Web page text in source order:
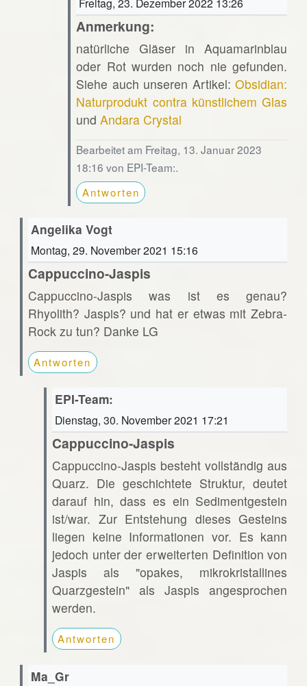
Anmerkung:
natürliche Gläser in Aquamarinblau
oder Rot wurden noch nie gefunden.
Siehe auch unseren Artikel:Obsidian:
Naturprodukt contra künstlichem Glas
undAndara Crystal
Bearbeitet am Freitag, 13. Januar 2023
18:16 von EPI-Team:.
Antworten
Angelika Vogt
Montag, 29. November 2021 15:16
Cappuccino-Jaspis
Cappuccino-Jaspis was ist es genau?
Rhyolith? Jaspis? und hat er etwas mit Zebra-
Rock zu tun? Danke LG
Antworten
EPI-Team:
Dienstag, 30. November 2021 17:21
Cappuccino-Jaspis
Cappuccino-Jaspis besteht vollständig aus
Quarz. Die geschichtete Struktur, deutet
darauf hin, dass es ein Sedimentgestein
ist/war. Zur Entstehung dieses Gesteins
liegen keine Informationen vor. Es kann
jedoch unter der erweiterten Definition von
Jaspis als "opakes, mikrokristallines
Quarzgestein" als Jaspis angesprochen
werden.
Antworten
Ma_Gr